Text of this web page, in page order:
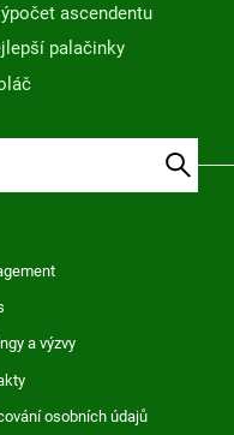
ascendentu
palačinky
a výzvy
osobních údajů